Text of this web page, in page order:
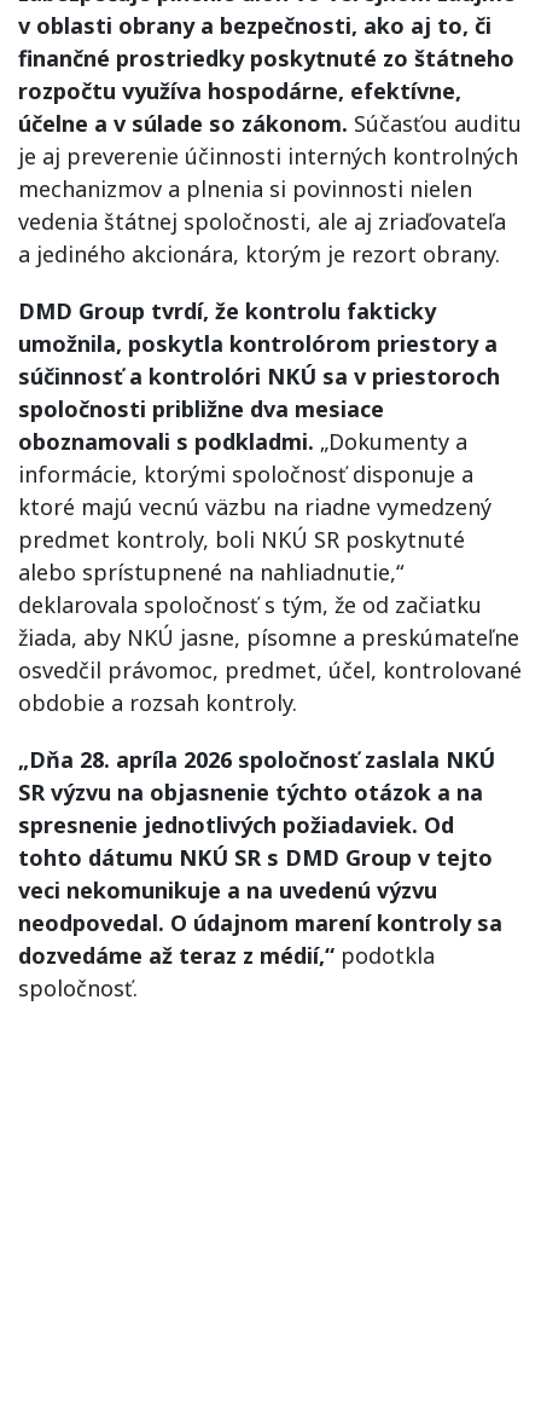
v oblasti obrany a bezpečnosti, ako aj to, či
finančné prostriedky poskytnuté zo štátneho
rozpočtu využíva hospodárne, efektívne,
účelne a v súlade so zákonom. Súčasťou auditu
je aj preverenie účinnosti interných kontrolných
mechanizmov a plnenia si povinnosti nielen
vedenia štátnej spoločnosti, ale aj zriaďovateľa
a jediného akcionára, ktorým je rezort obrany.
DMD Group tvrdí, že kontrolu fakticky
umožnila, poskytla kontrolórom priestory a
súčinnosť a kontrolóri NKÚ sa v priestoroch
spoločnosti približne dva mesiace
oboznamovali s podkladmi. „Dokumenty a
informácie, ktorými spoločnosť disponuje a
ktoré majú vecnú väzbu na riadne vymedzený
predmet kontroly, boli NKÚ SR poskytnuté
alebo sprístupnené na nahliadnutie,“
deklarovala spoločnosť s tým, že od začiatku
žiada, aby NKÚ jasne, písomne a preskúmateľne
osvedčil právomoc, predmet, účel, kontrolované
obdobie a rozsah kontroly.
„Dňa 28. apríla 2026 spoločnosť zaslala NKÚ
SR výzvu na objasnenie týchto otázok a na
spresnenie jednotlivých požiadaviek. Od
tohto dátumu NKÚ SR s DMD Group v tejto
veci nekomunikuje a na uvedenú výzvu
neodpovedal. O údajnom marení kontroly sa
dozvedáme až teraz z médií,“ podotkla
spoločnosť.